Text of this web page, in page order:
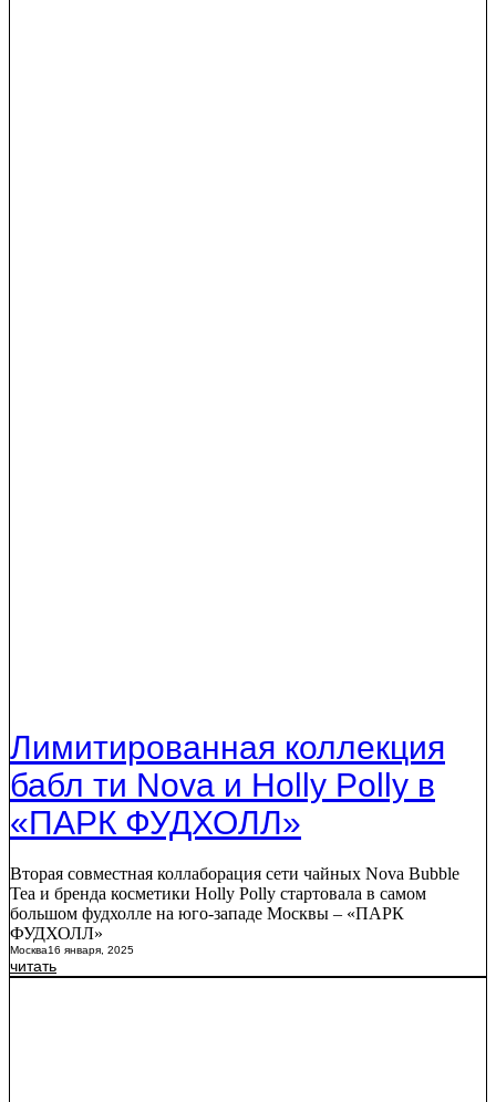
Лимитированная коллекция
бабл ти Nova и Holly Polly в
«ПАРК ФУДХОЛЛ»
Вторая совместная коллаборация сети чайных Nova Bubble
Tea и бренда косметики Holly Polly стартовала в самом
большом фудхолле на юго-западе Москвы – «ПАРК
ФУДХОЛЛ»
Москва16 января, 2025
читать